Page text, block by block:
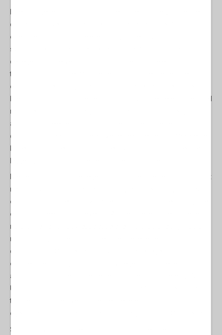
In termini generali, con il cambiamento dell'ordine globale - nel
quale si annovera l'ascesa della Cina e del resto dell'Asia
orientale, la forza militare e tecnologica della Russia, il rapido
sviluppo dell'India e la crescente unità dell'Africa - la fine
dell'egemonia del vecchio mondo non è stata determinata dal
tumultuoso crollo dell'Occidente, ma dalla crescente potenza
economica, tecnologica e quindi militare del resto del pianeta. In
linea di principio, l'Occidente non ha motivo di temere l'ascesa del
resto del mondo, poiché gli Stati Uniti e l'Europa mantengono
ancora una deterrenza schiacciante, anche nucleare, contro
qualsiasi minaccia militare proveniente dall'esterno. L'Occidente
lamenta la sua perdita di status relativo - la capacità di dettare
legge agli altri - non una reale insicurezza militare.
Niente potrà ripristinare l'egemonia occidentale nei prossimi anni:
nessuna vittoria militare, nessun progresso tecnologico o leva
economica. L'ascesa di avanzate capacità militari, tecnologiche,
economiche e finanziarie verso l'Asia e oltre, è inarrestabile (e
naturalmente non dovrebbe essere fermata, poiché significa un
mondo più giusto e più prospero del precedente mondo
dominato dall'Occidente). Tuttavia, la fine dell'egemonia
occidentale non significa una nuova egemonia cinese, indiana o
asiatica. Ci sono semplicemente troppi centri di potere - gli Stati
Uniti, l'UE, la Cina, la Russia, l'India, l'Unione Africana, ecc... - e
troppe capacità e diversità per permettere a qualsiasi altro
egemone di sostituire l'ordine mondiale guidato dall'Occidente.
Siamo arrivati, dopo secoli di dominio occidentale, a un mondo